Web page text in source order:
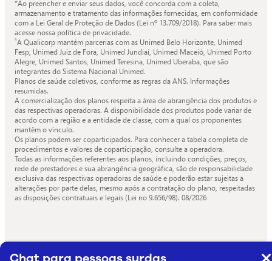
*Ao preencher e enviar seus dados, você concorda com a coleta,
armazenamento e tratamento das informações fornecidas, em conformidade
com a Lei Geral de Proteção de Dados (Lei nº 13.709/2018). Para saber mais
acesse nossa política de privacidade.
¹A Qualicorp mantém parcerias com as Unimed Belo Horizonte, Unimed
Fesp, Unimed Juiz de Fora, Unimed Jundiaí, Unimed Maceió, Unimed Porto
Alegre, Unimed Santos, Unimed Teresina, Unimed Uberaba, que são
integrantes do Sistema Nacional Unimed.
Planos de saúde coletivos, conforme as regras da ANS. Informações
resumidas.
A comercialização dos planos respeita a área de abrangência dos produtos e
das respectivas operadoras. A disponibilidade dos produtos pode variar de
acordo com a região e a entidade de classe, com a qual os proponentes
mantêm o vínculo.
Os planos podem ser coparticipados. Para conhecer a tabela completa de
procedimentos e valores de coparticipação, consulte a operadora.
Todas as informações referentes aos planos, incluindo condições, preços,
rede de prestadores e sua abrangência geográfica, são de responsabilidade
exclusiva das respectivas operadoras de saúde e poderão estar sujeitas a
alterações por parte delas, mesmo após a contratação do plano, respeitadas
as disposições contratuais e legais (Lei no 9.656/98). 08/2026